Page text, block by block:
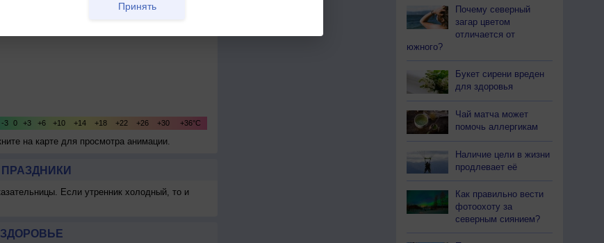
на карте для просмотра анимации.
Если утренник холодный, то и
Почему северный
загар цветом
отличается от
южного?
Букет сирени вреден
для здоровья
Чай матча может
помочь аллергикам
Наличие цели в жизни
продлевает её
Как правильно вести
фотоохоту за
северным сиянием?
Принять